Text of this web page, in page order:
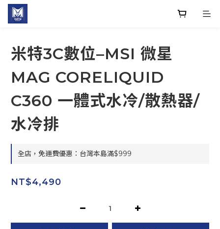
米特3C數位–MSI 微星
MAG CORELIQUID
C360 一體式水冷/散熱器/
水冷排
全店，免運費優惠：台灣本島滿$999
NT$4,490